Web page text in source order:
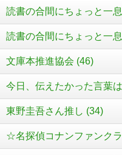
読書の合間にちょっと一
読書の合間にちょっと一
文庫本推進協会 (46)
今日、伝えたかった言葉
東野圭吾さん推し (34)
☆名探偵コナンファンク